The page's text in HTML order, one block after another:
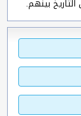
التاريخ بينهم.